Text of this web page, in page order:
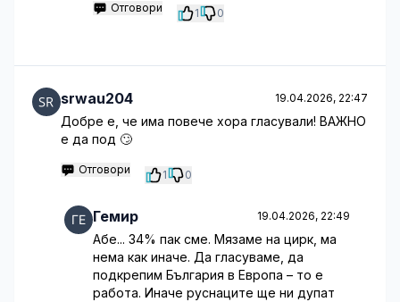
Отговори 1 0
srwau204 19.04.2026, 22:47
Добре е, че има повече хора гласували! ВАЖНО
е да под 🙄
Отговори 1 0
Гемир 19.04.2026, 22:49
Абе... 34% пак сме. Мязаме на цирк, ма
нема как иначе. Да гласуваме, да
подкрепим България в Европа – то е
работа. Иначе руснаците ще ни дупат